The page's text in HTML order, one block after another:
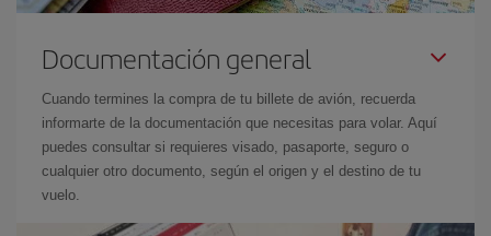
Documentación general
Cuando termines la compra de tu billete de avión, recuerda
informarte de la documentación que necesitas para volar. Aquí
puedes consultar si requieres visado, pasaporte, seguro o
cualquier otro documento, según el origen y el destino de tu
vuelo.